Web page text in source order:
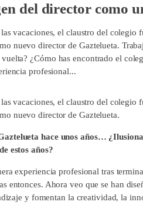
del director como
vacaciones, el claustro del colegio
nuevo director de Gaztelueta.
¿Cómo has encontrado el
profesional...
vacaciones, el claustro del colegio
nuevo director de Gaztelueta.
hace unos años…
estos años?
experiencia profesional tras
entonces. Ahora veo que se han
y fomentan la creatividad, la